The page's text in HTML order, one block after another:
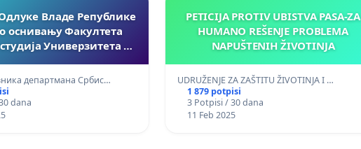
Владе Републике
оснивању Факултета
Универзитета у
департмана Србис…
dana
PETICIJA PROTIV UBISTVA PASA-ZA
HUMANO REŠENJE PROBLEMA
NAPUŠTENIH ŽIVOTINJA
UDRUŽENJE ZA ZAŠTITU ŽIVOTINJA I …
1 879 potpisi
3 Potpisi / 30 dana
11 Feb 2025